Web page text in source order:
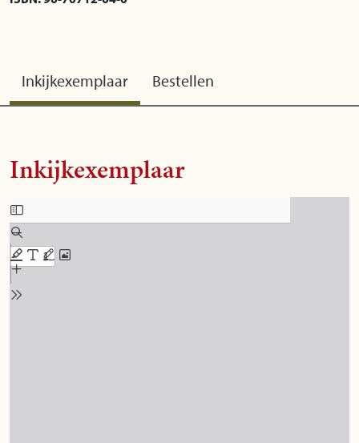
Inkijkexemplaar Bestellen
Inkijkexemplaar
Skip to PDF content